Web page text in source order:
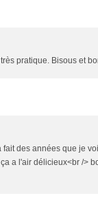
pratique. Bisous et
des années que je
a l'air délicieux<br />